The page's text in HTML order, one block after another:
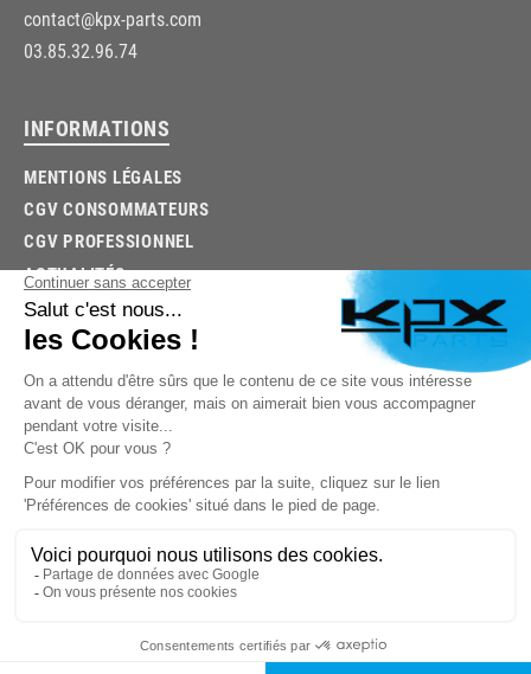
03.85.32.96.74
© 2026 -KPX PARTS- SITE CRÉÉ PARLET'S CLIC
contact@kpx-parts.com
03.85.32.96.74
INFORMATIONS
MENTIONS LÉGALES
CGV CONSOMMATEURS
CGV PROFESSIONNEL
ACTUALITÉS
TROUVEZ LA BONNE PIÈCE RAPIDEMENT